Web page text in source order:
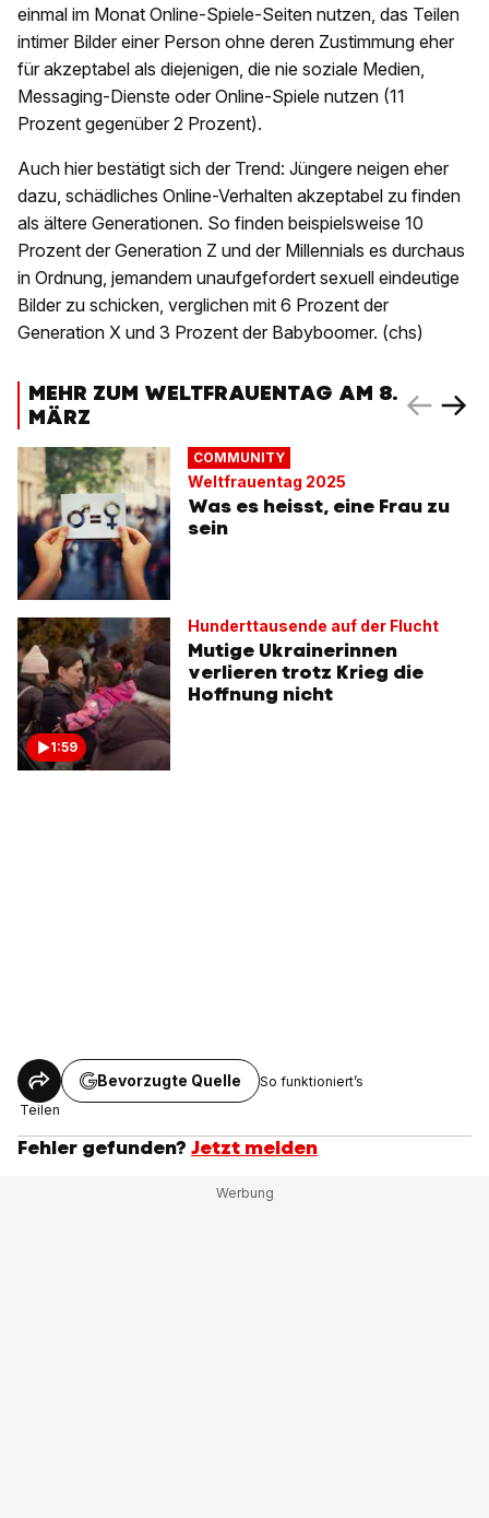
einmal im Monat Online-Spiele-Seiten nutzen, das Teilen
intimer Bilder einer Person ohne deren Zustimmung eher
für akzeptabel als diejenigen, die nie soziale Medien,
Messaging-Dienste oder Online-Spiele nutzen (11
Prozent gegenüber 2 Prozent).
Auch hier bestätigt sich der Trend: Jüngere neigen eher
dazu, schädliches Online-Verhalten akzeptabel zu finden
als ältere Generationen. So finden beispielsweise 10
Prozent der Generation Z und der Millennials es durchaus
in Ordnung, jemandem unaufgefordert sexuell eindeutige
Bilder zu schicken, verglichen mit 6 Prozent der
Generation X und 3 Prozent der Babyboomer. (chs)
MEHR ZUM WELTFRAUENTAG AM 8.
MÄRZ
COMMUNITY
Weltfrauentag 2025
Was es heisst, eine Frau zu
sein
1:59
Hunderttausende auf der Flucht
Mutige Ukrainerinnen
verlieren trotz Krieg die
Hoffnung nicht
Teilen
Bevorzugte Quelle So funktioniert’s
Fehler gefunden? Jetzt melden